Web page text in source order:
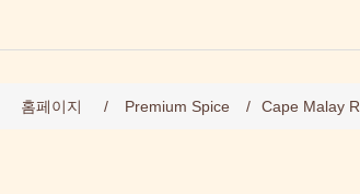
홈페이지 / Premium Spice / Cape Malay